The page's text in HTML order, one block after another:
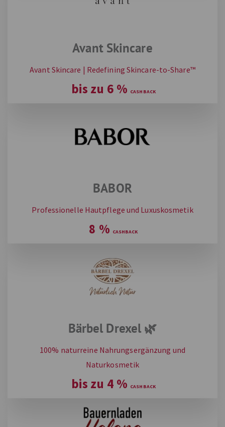
Avant Skincare
Avant Skincare | Redefining Skincare-to-Share™
bis zu 6 %
BABOR
Professionelle Hautpflege und Luxuskosmetik
8 %
Bärbel Drexel 🌿
100% naturreine Nahrungsergänzung und
Naturkosmetik
bis zu 4 %